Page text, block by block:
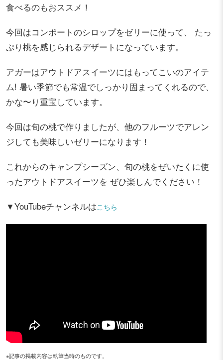
食べるのもおススメ！
今回はコンポートのシロップをゼリーに使って、 たっ
ぷり桃を感じられるデザートになっています。
アガーはアウトドアスイーツにはもってこいのアイテ
ム! 暑い季節でも常温でしっかり固まってくれるので、
かな〜り重宝しています。
今回は旬の桃で作りましたが、他のフルーツでアレン
ジしても美味しいゼリーになります！
これからのキャンプシーズン、旬の桃をぜいたくに使
ったアウトドアスイーツを ぜひ楽しんでください！
▼YouTubeチャンネルはこちら
※記事の掲載内容は執筆当時のものです。